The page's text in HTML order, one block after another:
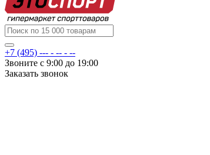
+7 (495) --- - -- - --
Звоните с 9:00 до 19:00
Заказать звонок